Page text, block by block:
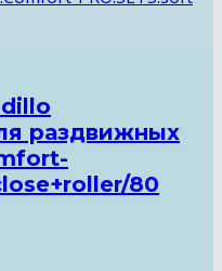
раздвижных
80